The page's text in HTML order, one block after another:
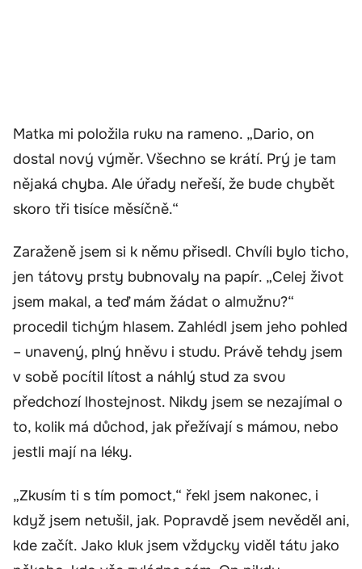
Matka mi položila ruku na rameno. „Dario, on
dostal nový výměr. Všechno se krátí. Prý je tam
nějaká chyba. Ale úřady neřeší, že bude chybět
skoro tři tisíce měsíčně.“
Zaraženě jsem si k němu přisedl. Chvíli bylo ticho,
jen tátovy prsty bubnovaly na papír. „Celej život
jsem makal, a teď mám žádat o almužnu?“
procedil tichým hlasem. Zahlédl jsem jeho pohled
– unavený, plný hněvu i studu. Právě tehdy jsem
v sobě pocítil lítost a náhlý stud za svou
předchozí lhostejnost. Nikdy jsem se nezajímal o
to, kolik má důchod, jak přežívají s mámou, nebo
jestli mají na léky.
„Zkusím ti s tím pomoct,“ řekl jsem nakonec, i
když jsem netušil, jak. Popravdě jsem nevěděl ani,
kde začít. Jako kluk jsem vždycky viděl tátu jako